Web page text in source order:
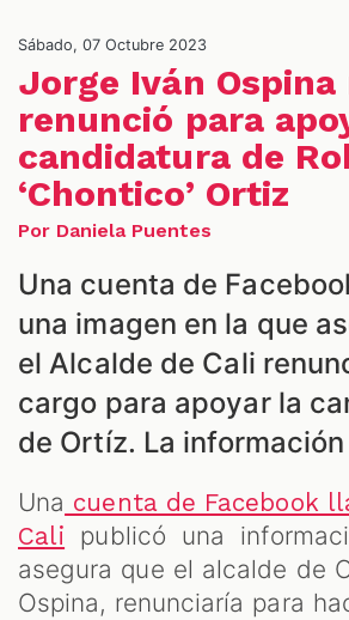
Sábado, 07 Octubre 2023
Jorge Iván Ospina
renunció para
candidatura de
‘Chontico’ Ortiz
Por Daniela Puentes
Una cuenta de
una imagen en la que
el Alcalde de Cali
cargo para apoyar la
de Ortíz. La
Una cuenta de Facebook
Cali publicó una
asegura que el alcalde de
Ospina, renunciaría para